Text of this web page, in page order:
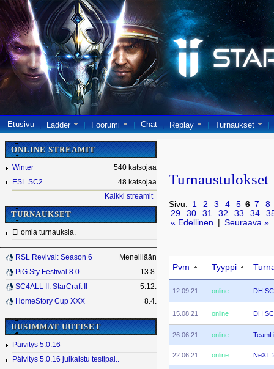
Etusivu Ladder Foorumi Chat Replay Turnaukset
ONLINE STREAMIT
Winter
540 katsojaa
ESL SC2
48 katsojaa
Kaikki streamit
TURNAUKSET
Ei omia turnauksia.
RSL Revival: Season 6
Meneillään
PiG Sty Festival 8.0
13.8.
SC4ALL II: StarCraft II
5.12.
HomeStory Cup XXX
8.4.
UUSIMMAT UUTISET
Päivitys 5.0.16
Päivitys 5.0.16 julkaistu testipal..
Turnaustulokset
Sivu: 1 2 3 4 5 6 7
8
29
30 31 32 33 34
« Edellinen
Seuraava »
Pvm Tyyppi
12.09.21 online DH
15.08.21 online DH
26.06.21 online
22.06.21 online NeXT